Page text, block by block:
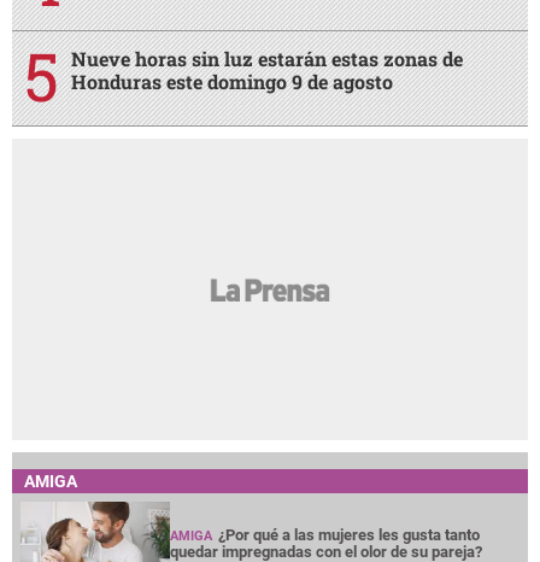
Nueve horas sin luz estarán estas zonas de
Honduras este domingo 9 de agosto
AMIGA
AMIGA ¿Por qué a las mujeres les gusta tanto
quedar impregnadas con el olor de su pareja?